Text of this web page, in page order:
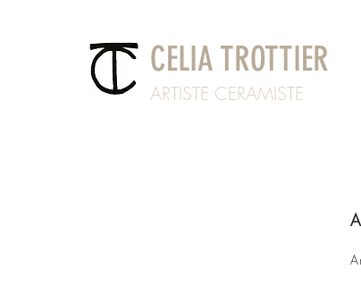
CELIA TROTTIER
ARTISTE CERAMISTE